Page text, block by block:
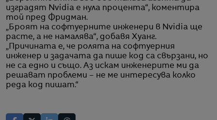
изградят Nvidia е нула процента“, коментира
той пред Фридман.
„Броят на софтуерните инженери в Nvidia ще
расте, а не намалява“, добавя Хуанг.
„Причината е, че ролята на софтуерния
инженер и задачата да пише код са свързани, но
не са едно и също. Аз искам инженерите ми да
решават проблеми – не ме интересува колко
реда код пишат.“